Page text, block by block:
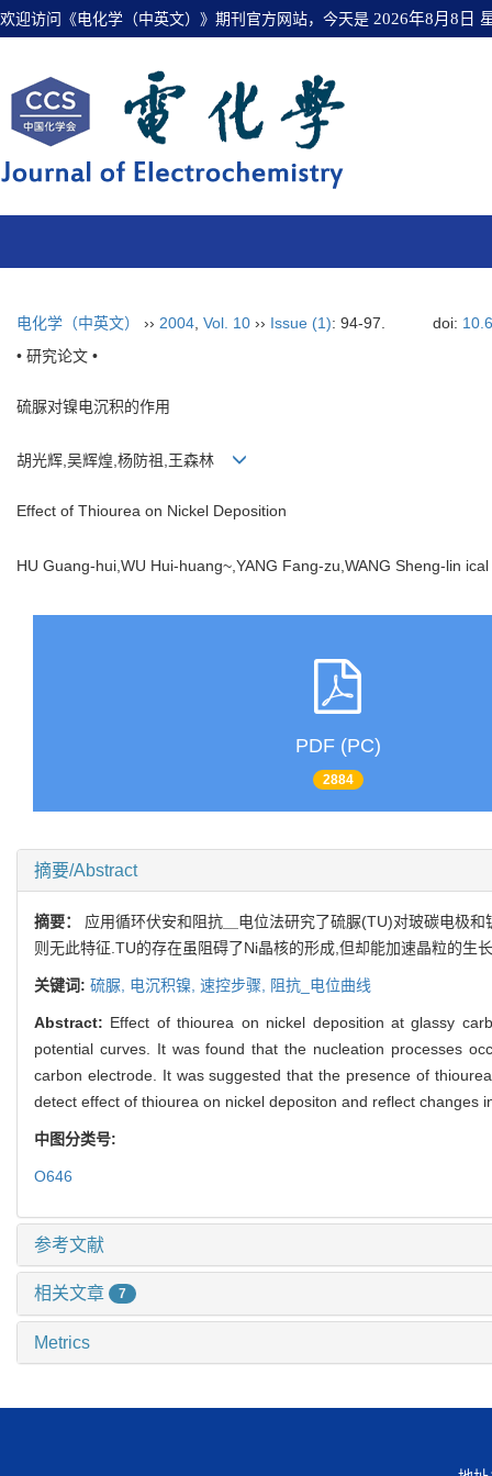
欢迎访问《电化学（中英文）》期刊官方网站，今天是 2026年8月8日
电化学（中英文） ›› 2004 Vol. 10 ›› Issue (1): 94-97. doi:
• 研究论文 •
硫脲对镍电沉积的作用
胡光辉,吴辉煌,杨防祖,王森林
Effect of Thiourea on Nickel Deposition
HU Guang-hui,WU Hui-huang~,YANG Fang-zu,WANG Sheng-lin
PDF (PC)
2884
摘要/Abstract
摘要： 应用循环伏安和阻抗＿电位法研究了硫脲(TU)对玻碳电极
则无此特征.TU的存在虽阻碍了Ni晶核的形成,但却能加速晶粒的生
关键词: 硫脲, 电沉积镍, 速控步骤, 阻抗_电位曲线
Abstract: Effect of thiourea on nickel deposition at glassy
potential curves. It was found that the nucleation processes
carbon electrode. It was suggested that the presence of
detect effect of thiourea on nickel depositon and reflect changes
中图分类号:
O646
参考文献
相关文章 7
Metrics